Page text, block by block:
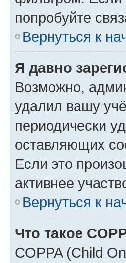
попробуйте
Вернуться к
Я давно
Возможно,
удалил вашу
периодически
оставляющих
Если это
активнее
Вернуться к
Что такое
COPPA (Child